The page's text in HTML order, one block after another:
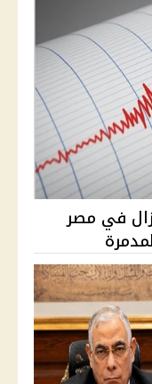
في مصر